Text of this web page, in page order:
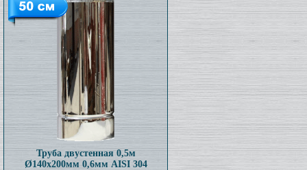
Труба двустенная 0,5м
Ø140x200мм 0,6мм AISI 304